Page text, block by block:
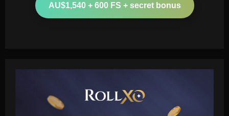
AU$1,540 + 600 FS + secret bonus